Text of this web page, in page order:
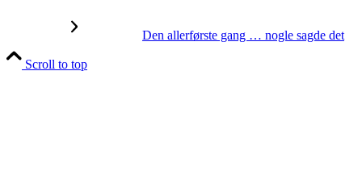
Den allerførste gang … nogle sagde det
Scroll to top